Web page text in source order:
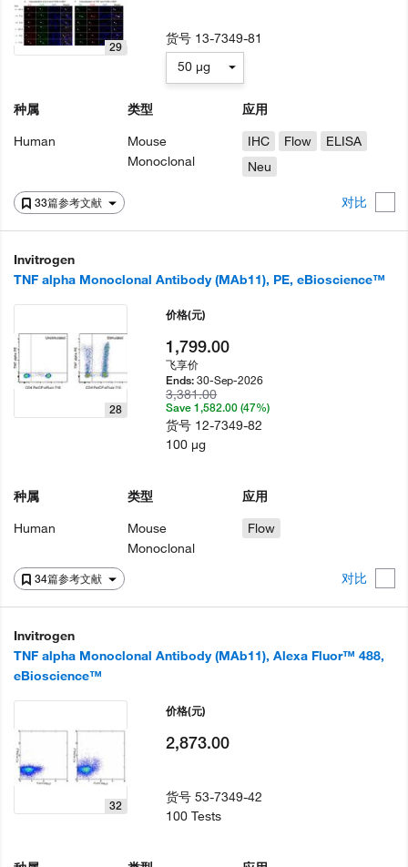
33篇参考文献 对比
29
种属
Human
类型
Mouse
Monoclonal
应用
IHC
Flow
ELISA
Neu
货号 13-7349-81
50 µg
Invitrogen
TNF alpha Monoclonal Antibody (MAb11), PE, eBioscience™
34篇参考文献 对比
28
种属
Human
类型
Mouse
Monoclonal
应用
Flow
价格(元)
1,799.00
飞享价
Ends:30-Sep-2026
3,381.00
Save 1,582.00 (47%)
货号 12-7349-82
100 µg
Invitrogen
TNF alpha Monoclonal Antibody (MAb11), Alexa Fluor™ 488,
eBioscience™
32
价格(元)
2,873.00
货号53-7349-42
100 Tests